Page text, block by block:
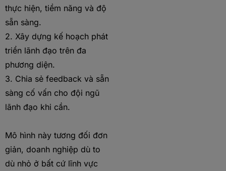
thực hiện, tiềm năng và độ
sẵn sàng.
2. Xây dựng kế hoạch phát
triển lãnh đạo trên đa
phương diện.
3. Chia sẻ feedback và sẵn
sàng cố vấn cho đội ngũ
lãnh đạo khi cần.
Mô hình này tương đối đơn
giản, doanh nghiệp dù to
dù nhỏ ở bất cứ lĩnh vực